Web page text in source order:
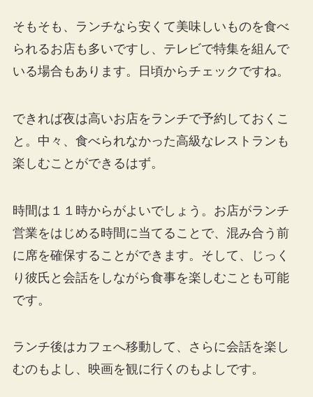
そもそも、ランチなら安くて美味しいものを食べ
られるお店も多いですし、テレビで特集を組んで
いる場合もあります。日頃からチェックですね。
できれば夜は高いお店をランチで予約しておくこ
と。中々、食べられなかった高級なレストランも
楽しむことができるはず。
時間は１１時からがよいでしょう。お店がランチ
営業をはじめる時間に当てることで、混み合う前
に席を確保することができます。そして、じっく
り彼氏と会話をしながら食事を楽しむことも可能
です。
ランチ後はカフェへ移動して、さらに会話を楽し
むのもよし、映画を観に行くのもよしです。